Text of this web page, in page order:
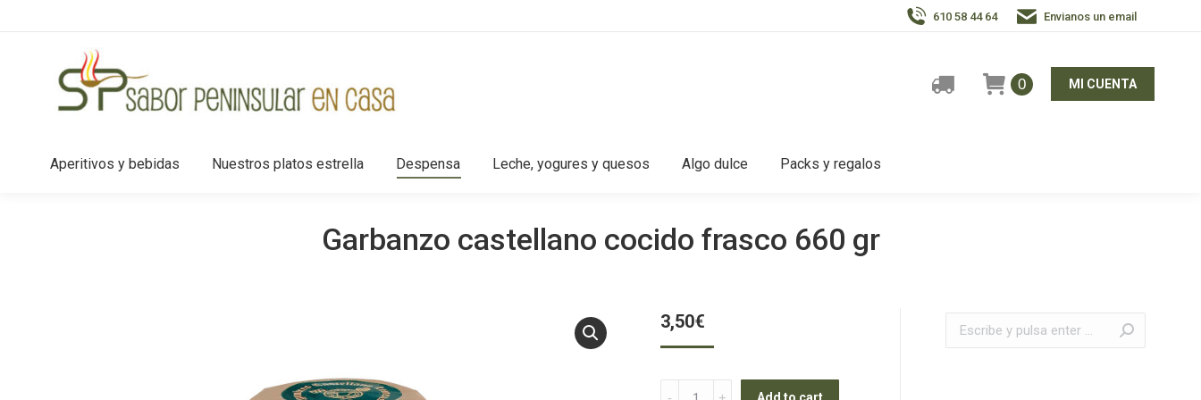
610 58 44 64 Envianos un email
0 MI CUENTA
Aperitivos y bebidas Nuestros platos estrella Despensa Leche, yogures y quesos Algo dulce Packs y regalos
Garbanzo castellano cocido frasco 660 gr
3,50€
Garbanzo
Buscar: